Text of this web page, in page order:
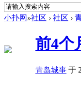
小扑网 »社区 › 社区 ›
前4个
青岛城事 于